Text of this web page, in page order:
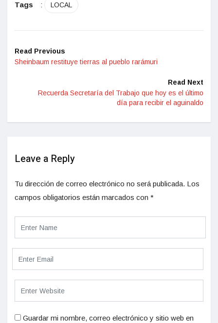
Tags : LOCAL
Read Previous
Sheinbaum restituye tierras al pueblo rarámuri
Read Next
Recuerda Secretaría del Trabajo que hoy es el último
día para recibir el aguinaldo
Leave a Reply
Tu dirección de correo electrónico no será publicada. Los
campos obligatorios están marcados con *
Guardar mi nombre, correo electrónico y sitio web en